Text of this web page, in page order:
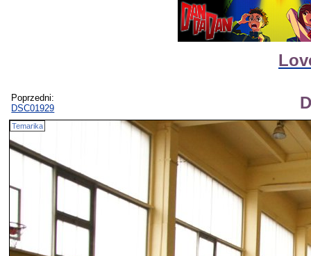
Poprzedni:
DSC01929
Temarika